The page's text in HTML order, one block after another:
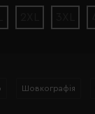
Шовкографія